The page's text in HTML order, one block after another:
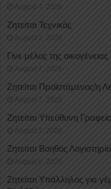
August 7, 2026
Ζητείται Τεχνικός
August 7, 2026
Γίνε μέλος της
August 7, 2026
Ζητείται Προϊστάμενος/η
August 7, 2026
Ζητείται Υπεύθυνη
August 7, 2026
Ζητείται Βοηθός
August 6, 2026
Ζητείται Υπάλληλος για